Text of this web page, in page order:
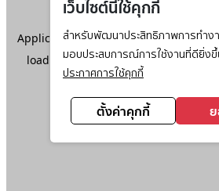
เว็บไซต์นี้ใช้คุกกี้
สำหรับพัฒนาประสิทธิภาพการทำงา
มอบประสบการณ์การใช้งานที่ดียิ่งขึ้
ประกาศการใช้คุกกี้
ตั้งค่าคุกกี้ ย
Application error: aclient-side
loadingwww.ktc.co.th(see the
information).